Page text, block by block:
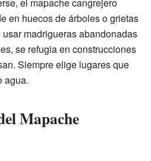
el mapache cangrejero
en huecos de árboles o grietas
madrigueras abandonadas
se refugia en construcciones
Siempre elige lugares que
agua.
Mapache